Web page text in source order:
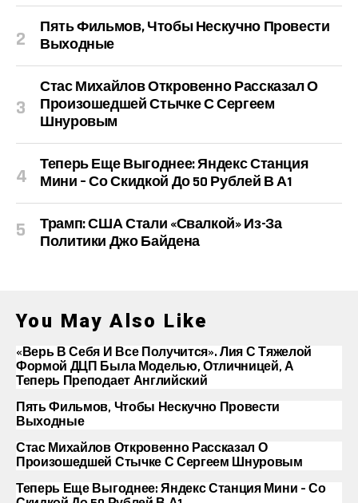
Пять Фильмов, Чтобы Нескучно Провести
Выходные
Стас Михайлов Откровенно Рассказал О
Произошедшей Стычке С Сергеем
Шнуровым
Теперь Еще Выгоднее: Яндекс Станция
Мини – Со Скидкой До 50 Рублей В А1
Трамп: США Стали «свалкой» Из-За
Политики Джо Байдена
You May Also Like
«Верь В Себя И Все Получится». Лия С Тяжелой
Формой ДЦП Была Моделью, Отличницей, А
Теперь Преподает Английский
Пять Фильмов, Чтобы Нескучно Провести
Выходные
Стас Михайлов Откровенно Рассказал О
Произошедшей Стычке С Сергеем Шнуровым
Теперь Еще Выгоднее: Яндекс Станция Мини – Со